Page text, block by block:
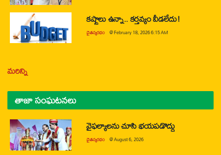
కష్టాలు ఉన్నా.. కర్తవ్యం వీడలేదు!
చైతన్యరధం @February 18, 2026 6:15 AM
మరిన్ని
తాజా సంఘటనలు
వైఫల్యాలను చూసి భయపడొద్దు
చైతన్యరధం @August 6, 2026